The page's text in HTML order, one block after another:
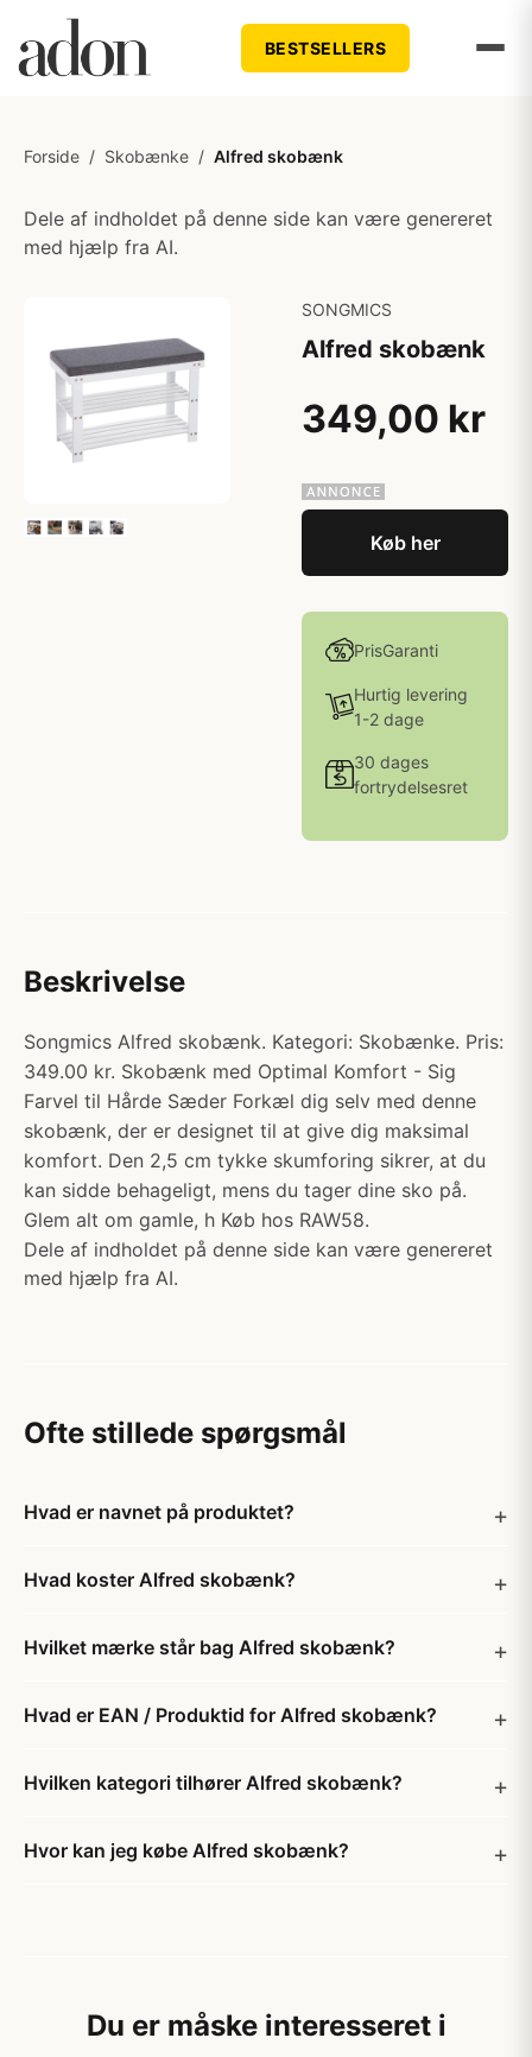
BESTSELLERS
Forside / Skobænke / Alfred skobænk
Dele af indholdet på denne side kan være genereret
med hjælp fra AI.
SONGMICS
Alfred skobænk
349,00 kr
Køb her
PrisGaranti
Hurtig levering
1-2 dage
30 dages
fortrydelsesret
Beskrivelse
Songmics Alfred skobænk. Kategori: Skobænke. Pris:
349.00 kr. Skobænk med Optimal Komfort - Sig
Farvel til Hårde Sæder Forkæl dig selv med denne
skobænk, der er designet til at give dig maksimal
komfort. Den 2,5 cm tykke skumforing sikrer, at du
kan sidde behageligt, mens du tager dine sko på.
Glem alt om gamle, h Køb hos RAW58.
Dele af indholdet på denne side kan være genereret
med hjælp fra AI.
Ofte stillede spørgsmål
Hvad er navnet på produktet?
Hvad koster Alfred skobænk?
Hvilket mærke står bag Alfred skobænk?
Hvad er EAN / Produktid for Alfred skobænk?
Hvilken kategori tilhører Alfred skobænk?
Hvor kan jeg købe Alfred skobænk?
Du er måske interesseret i